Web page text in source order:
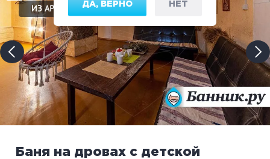
ДА, ВЕРНО НЕТ
ИЗ АРХИВА
Баня на дровах с детской